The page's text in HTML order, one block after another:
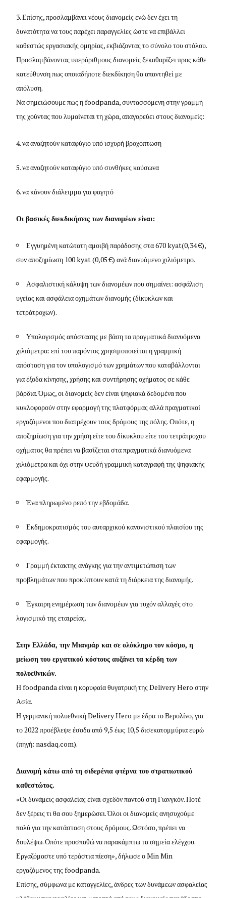
Επίσης, προσλαμβάνει νέους διανομείς ενώ δεν έχει τη
δυνατότητα να τους παρέχει παραγγελίες ώστε να επιβάλλει
καθεστώς εργασιακής ομηρίας, εκβιάζοντας το σύνολο του στόλου.
Προσλαμβάνοντας υπεράριθμους διανομείς ξεκαθαρίζει προς κάθε
κατεύθυνση πως οποιαδήποτε διεκδίκηση θα απαντηθεί με
απόλυση.
Να σημειώσουμε πως η foodpanda, συντασσόμενη στην γραμμή
της χούντας που λυμαίνεται τη χώρα, απαγορεύει στους διανομείς:
να αναζητούν καταφύγιο υπό ισχυρή βροχόπτωση
να αναζητούν καταφύγιο υπό συνθήκες καύσωνα
να κάνουν διάλειμμα για φαγητό
Οι βασικές διεκδικήσεις των διανομέων είναι:
Εγγυημένη κατώτατη αμοιβή παράδοσης στα 670 kyat(0,34 €),
συν αποζημίωση 100 kyat (0,05 €) ανά διανυόμενο χιλιόμετρο.
Ασφαλιστική κάλυψη των διανομέων που σημαίνει: ασφάλιση
υγείας και ασφάλεια οχημάτων διανομής (δίκυκλων και
τετράτροχων).
Υπολογισμός απόστασης με βάση τα πραγματικά διανυόμενα
χιλιόμετρα: επί του παρόντος χρησιμοποιείται η γραμμική
απόσταση για τον υπολογισμό των χρημάτων που καταβάλλονται
για έξοδα κίνησης, χρήσης και συντήρησης οχήματος σε κάθε
βάρδια. Όμως, οι διανομείς δεν είναι ψηφιακά δεδομένα που
κυκλοφορούν στην εφαρμογή της πλατφόρμας αλλά πραγματικοί
εργαζόμενοι που διατρέχουν τους δρόμους της πόλης. Οπότε, η
αποζημίωση για την χρήση είτε του δίκυκλου είτε του τετράτροχου
οχήματος θα πρέπει να βασίζεται στα πραγματικά διανυόμενα
χιλιόμετρα και όχι στην ψευδή γραμμική καταγραφή της ψηφιακής
εφαρμογής.
Ένα πληρωμένο ρεπό την εβδομάδα.
Εκδημοκρατισμός του αυταρχικού κανονιστικού πλαισίου της
εφαρμογής.
Γραμμή έκτακτης ανάγκης για την αντιμετώπιση των
προβλημάτων που προκύπτουν κατά τη διάρκεια της διανομής.
Έγκαιρη ενημέρωση των διανομέων για τυχόν αλλαγές στο
λογισμικό της εταιρείας.
Στην Ελλάδα, την Μιανμάρ και σε ολόκληρο τον κόσμο, η
μείωση του εργατικού κόστους αυξάνει τα κέρδη των
πολυεθνικών.
Η foodpanda είναι η κορυφαία θυγατρική της Delivery Hero στην
Ασία.
Η γερμανική πολυεθνική Delivery Hero με έδρα το Βερολίνο, για
το 2022 προέβλεψε έσοδα από 9,5 έως 10,5 δισεκατομμύρια ευρώ
(πηγή: nasdaq.com).
Διανομή κάτω από τη σιδερένια φτέρνα του στρατιωτικού
καθεστώτος.
«Οι δυνάμεις ασφαλείας είναι σχεδόν παντού στη Γιανγκόν. Ποτέ
δεν ξέρεις τι θα σου ξημερώσει. Όλοι οι διανομείς ανησυχούμε
πολύ για την κατάσταση στους δρόμους. Ωστόσο, πρέπει να
δουλέψω. Οπότε προσπαθώ να παρακάμπτω τα σημεία ελέγχου.
Εργαζόμαστε υπό τεράστια πίεση», δήλωσε ο Min Min
εργαζόμενος της foodpanda.
Επίσης, σύμφωνα με καταγγελίες, άνδρες των δυνάμεων ασφαλείας